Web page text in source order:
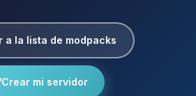
a la lista de modpacks
Crear mi servidor